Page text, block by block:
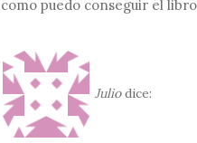
como puedo conseguir el
Julio dice: